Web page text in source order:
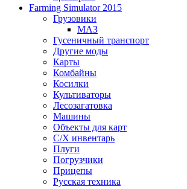
Farming Simulator 2015
Грузовики
МАЗ
Гусеничный транспорт
Другие моды
Карты
Комбайны
Косилки
Культиваторы
Лесозагатовка
Машины
Объекты для карт
С/Х инвентарь
Плуги
Погрузчики
Прицепы
Русская техника